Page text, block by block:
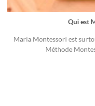
Qui est
Maria Montessori est
Méthode